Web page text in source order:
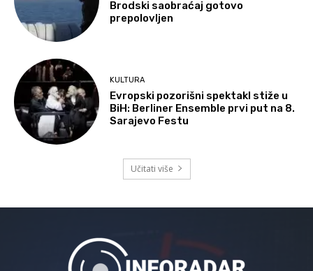
Brodski saobraćaj gotovo
prepolovljen
KULTURA
Evropski pozorišni spektakl stiže u
BiH: Berliner Ensemble prvi put na 8.
Sarajevo Festu
Učitati više